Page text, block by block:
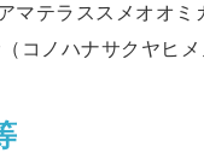
マテラススメオオ
コノハナサクヤヒ